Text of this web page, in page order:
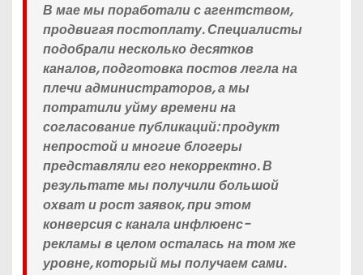
В мае мы поработали с агентством,
продвигая постоплату. Специалисты
подобрали несколько десятков
каналов, подготовка постов легла на
плечи администраторов, а мы
потратили уйму времени на
согласование публикаций: продукт
непростой и многие блогеры
представляли его некорректно. В
результате мы получили большой
охват и рост заявок, при этом
конверсия с канала инфлюенс-
рекламы в целом осталась на том же
уровне, который мы получаем сами.